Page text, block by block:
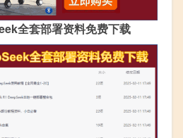
全套部署资料免费下载